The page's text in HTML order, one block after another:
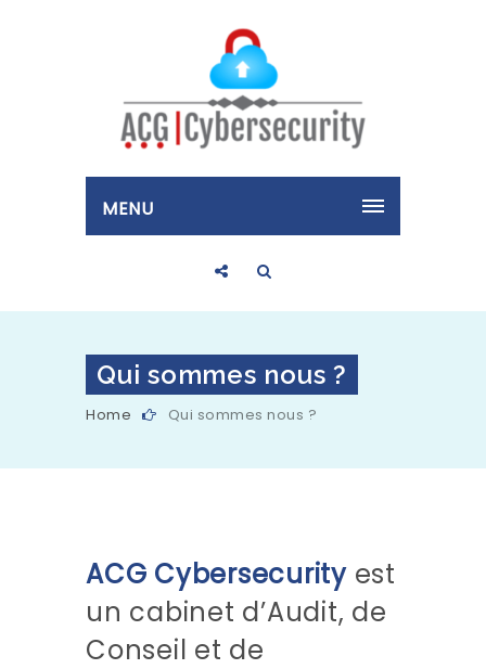
MENU
Qui sommes nous ?
Home Qui sommes nous ?
ACG Cybersecurityest
un cabinet d’Audit, de
Conseil et de